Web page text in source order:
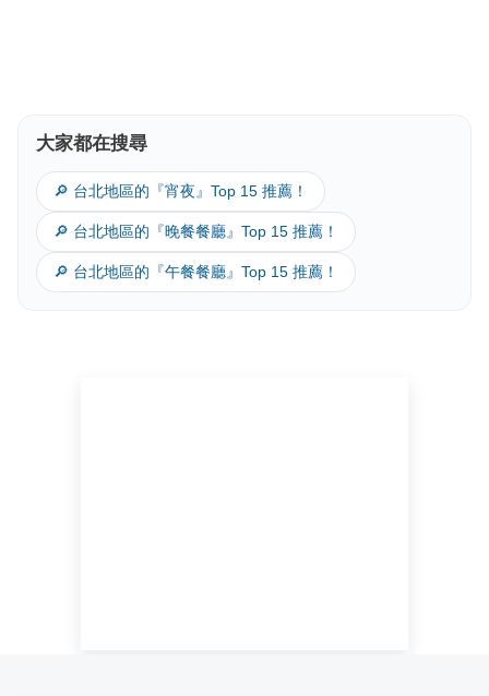
大家都在搜尋
🔎 台北地區的『宵夜』Top 15 推薦！
🔎 台北地區的『晚餐餐廳』Top 15 推薦！
🔎 台北地區的『午餐餐廳』Top 15 推薦！